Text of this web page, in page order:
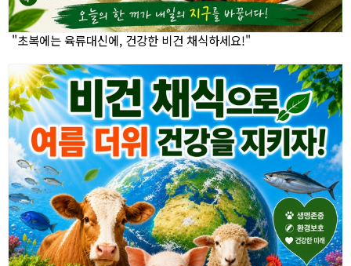
"초복에는 육류대신에, 건강한 비건 채식하세요!"